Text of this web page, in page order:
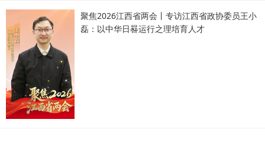
聚焦2026江西省两会丨专访江西省政协委员王小
磊：以中华日晷运行之理培育人才